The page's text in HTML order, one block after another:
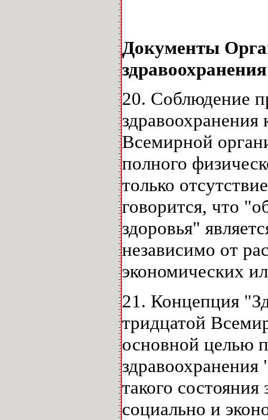
Документы
здравоохранения
20. Соблюдение
здравоохранения
Всемирной
полного
только
говорится, что
здоровья"
независимо от
экономических
21. Концепция
тридцатой
основной целью
такого
социально и